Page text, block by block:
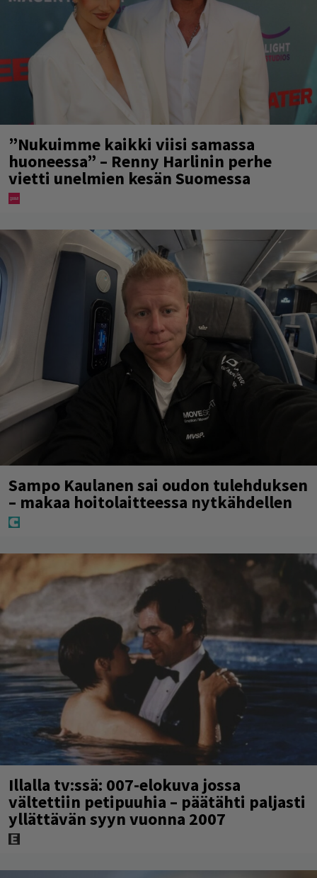
”Nukuimme kaikki viisi samassa
huoneessa” – Renny Harlinin perhe
vietti unelmien kesän Suomessa
Sampo Kaulanen sai oudon tulehduksen
– makaa hoitolaitteessa nytkähdellen
Illalla tv:ssä: 007-elokuva jossa
vältettiin petipuuhia – päätähti paljasti
yllättävän syyn vuonna 2007